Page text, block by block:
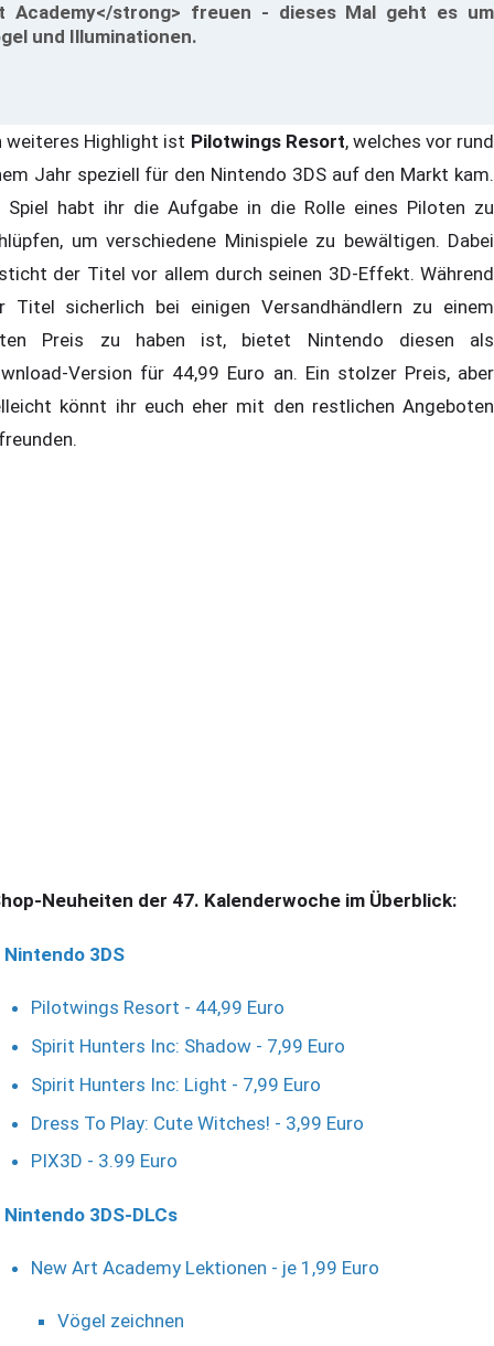
Academy</strong> freuen - dieses Mal geht es um
und Illuminationen.
weiteres Highlight ist Pilotwings Resort, welches vor rund
Jahr speziell für den Nintendo 3DS auf den Markt kam.
Spiel habt ihr die Aufgabe in die Rolle eines Piloten zu
um verschiedene Minispiele zu bewältigen. Dabei
der Titel vor allem durch seinen 3D-Effekt. Während
Titel sicherlich bei einigen Versandhändlern zu einem
Preis zu haben ist, bietet Nintendo diesen als
Version für 44,99 Euro an. Ein stolzer Preis, aber
könnt ihr euch eher mit den restlichen Angeboten
Neuheiten der 47. Kalenderwoche im Überblick:
Nintendo 3DS
Pilotwings Resort - 44,99 Euro
Spirit Hunters Inc: Shadow - 7,99 Euro
Spirit Hunters Inc: Light - 7,99 Euro
Dress To Play: Cute Witches! - 3,99 Euro
PIX3D - 3.99 Euro
Nintendo 3DS-DLCs
New Art Academy Lektionen - je 1,99 Euro
Vögel zeichnen